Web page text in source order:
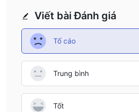
Viết bài Đánh giá
Tố cáo
Trung bình
Tốt